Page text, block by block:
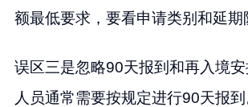
额最低要求，要看申请类别和延期
误区三是忽略90天报到和再入境
人员通常需要按规定进行90天报